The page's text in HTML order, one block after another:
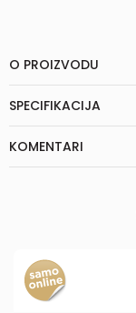
O PROIZVODU
SPECIFIKACIJA
KOMENTARI